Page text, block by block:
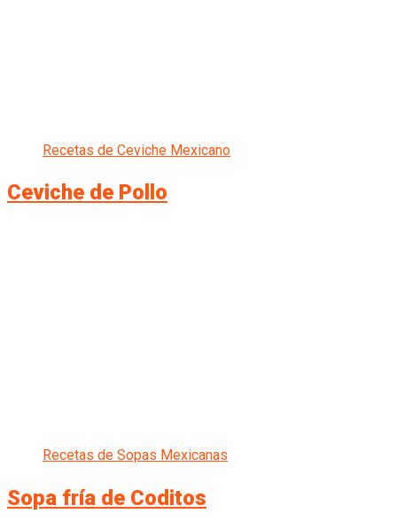
Recetas de Ceviche Mexicano
Ceviche de Pollo
Recetas de Sopas Mexicanas
Sopa fría de Coditos